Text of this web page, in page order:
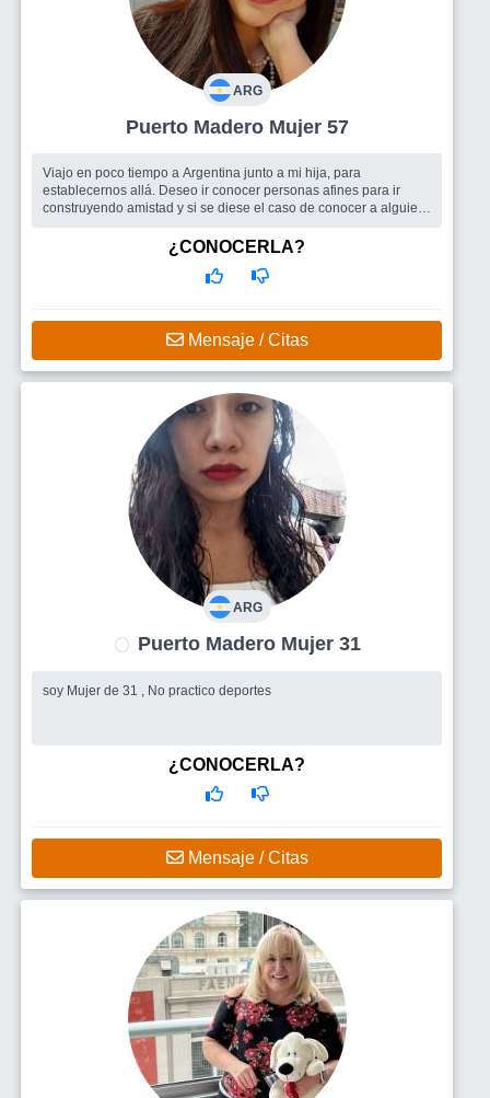
ARG
Puerto Madero Mujer 57
Viajo en poco tiempo a Argentina junto a mi hija, para
establecernos allá. Deseo ir conocer personas afines para ir
construyendo amistad y si se diese el caso de conocer a alguien
En general amistades saludables; en particular un ser
¿CONOCERLA?
Mensaje / Citas
ARG
Puerto Madero Mujer 31
soy Mujer de 31 , No practico deportes
¿CONOCERLA?
Mensaje / Citas